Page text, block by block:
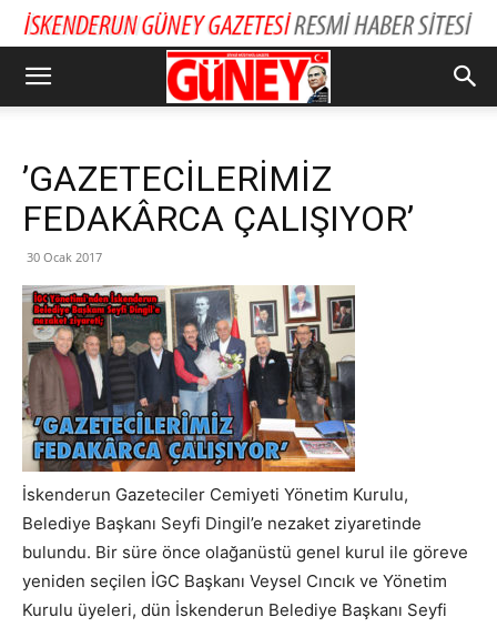
’GAZETECİLERİMİZ
FEDAKÂRCA ÇALIŞIYOR’
30 Ocak 2017
İskenderun Gazeteciler Cemiyeti Yönetim Kurulu,
Belediye Başkanı Seyfi Dingil’e nezaket ziyaretinde
bulundu. Bir süre önce olağanüstü genel kurul ile göreve
yeniden seçilen İGC Başkanı Veysel Cıncık ve Yönetim
Kurulu üyeleri, dün İskenderun Belediye Başkanı Seyfi